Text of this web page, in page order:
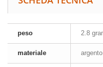
peso 2.8
materiale